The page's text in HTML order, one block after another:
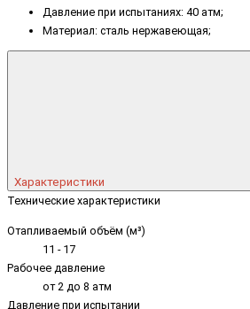
Давление при испытаниях: 40 атм;
Материал: сталь нержавеющая;
Характеристики
Технические характеристики
Отапливаемый объём (м³)
11 - 17
Рабочее давление
от 2 до 8 атм
Давление при испытании